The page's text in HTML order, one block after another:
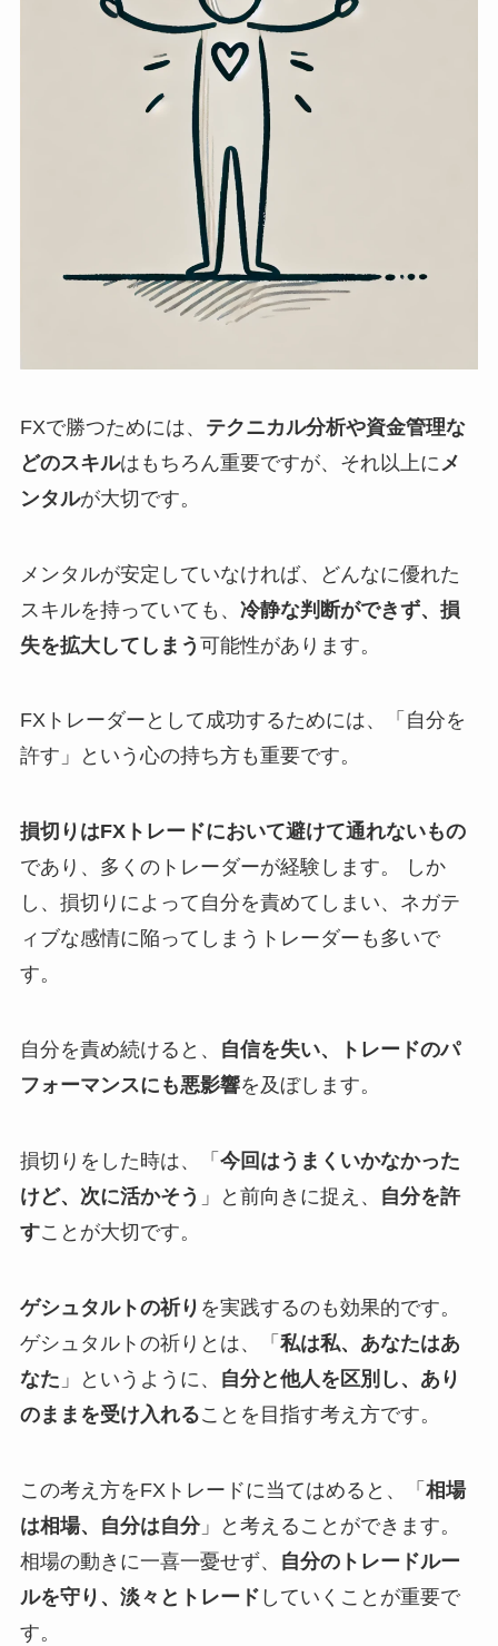
FXで勝つためには、 テクニカル分析や資金管理な
どのスキルはもちろん重要ですが、それ以上に メ
ンタルが大切です。
メンタルが安定していなければ、どんなに優れた
スキルを持っていても、 冷静な判断ができず、損
失を拡大してしまう 可能性があります。
FXトレーダーとして成功するためには、「自分を
許す」という心の持ち方も重要です。
損切りはFXトレードにおいて避けて通れないもの
であり、多くのトレーダーが経験します。 しか
し、損切りによって自分を責めてしまい、ネガテ
ィブな感情に陥ってしまうトレーダーも多いで
す。
自分を責め続けると、
自信を失い、トレードのパ
フォーマンスにも悪影響を及ぼします。
損切りをした時は、「 今回はうまくいかなかった
けど、次に活かそう 」と前向きに捉え、
自分を許
すことが大切です。
ゲシュタルトの祈り を実践するのも効果的です。
ゲシュタルトの祈りとは、「 私は私、あなたはあ
なた 」というように、
自分と他人を区別し、あり
のままを受け入れることを目指す考え方です。
この考え方をFXトレードに当てはめると、「 相場
は相場、自分は自分」と考えることができます。
相場の動きに一喜一憂せず、
自分のトレードルー
ルを守り、淡々とトレード していくことが重要で
す。